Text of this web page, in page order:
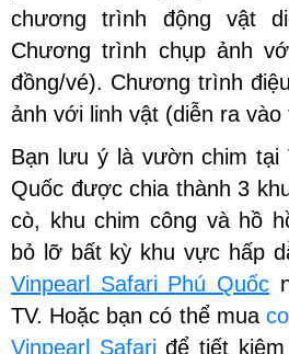
chương trình động vật
Chương trình chụp ảnh
đồng/vé). Chương trình
ảnh với linh vật (diễn ra
Bạn lưu ý là vườn chim tại
Quốc được chia thành 3
cò, khu chim công và hồ
bỏ lỡ bất kỳ khu vực hấp
Vinpearl Safari Phú Quốc
TV. Hoặc bạn có thể mua
Vinpearl Safariđể tiết kiệm